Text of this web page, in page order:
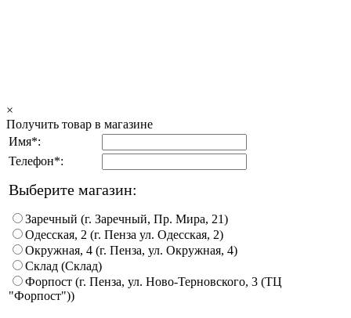
×
Получить товар в магазине
Имя*:
Телефон*:
Выберите магазин:
Заречный (г. Заречный, Пр. Мира, 21)
Одесская, 2 (г. Пенза ул. Одесская, 2)
Окружная, 4 (г. Пенза, ул. Окружная, 4)
Склад (Склад)
Форпост (г. Пенза, ул. Ново-Терновского, 3 (ТЦ
"Форпост"))